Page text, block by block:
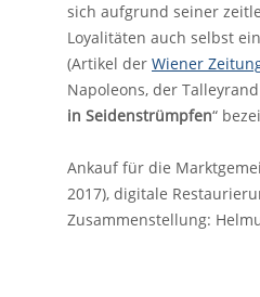
sich aufgrund seiner
Loyalitäten auch selbst
(Artikel der Wiener
Napoleons, der
in Seidenstrümpfen“
Ankauf für die
2017), digitale
Zusammenstellung: